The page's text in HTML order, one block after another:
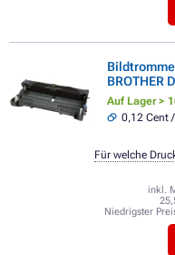
BROTHER
Auf Lager >
0,12 Cent
inkl.
Niedrigster
Für welche